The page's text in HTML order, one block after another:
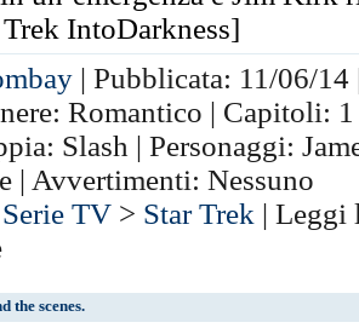
IntoDarkness]
| Pubblicata: 11/06/
Romantico | Capitoli:
Slash | Personaggi:
| Avvertimenti: Nessuno
Serie TV > Star Trek | Leggi
the scenes.